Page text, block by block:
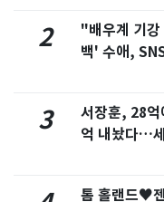
2
"배우계 기
백' 수애,
3
서장훈, 28억
억 내놨다…
톰 홀랜드♥